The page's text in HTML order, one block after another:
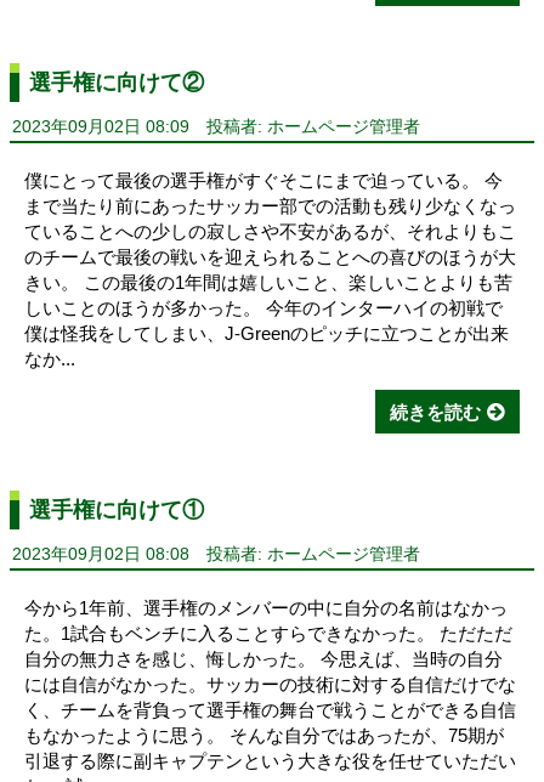
選手権に向けて②
2023年09月02日 08:09 投稿者: ホームページ管理者
僕にとって最後の選手権がすぐそこにまで迫っている。 今
まで当たり前にあったサッカー部での活動も残り少なくなっ
ていることへの少しの寂しさや不安があるが、それよりもこ
のチームで最後の戦いを迎えられることへの喜びのほうが大
きい。 この最後の1年間は嬉しいこと、楽しいことよりも苦
しいことのほうが多かった。 今年のインターハイの初戦で
僕は怪我をしてしまい、J-Greenのピッチに立つことが出来
なか...
続きを読む
選手権に向けて①
2023年09月02日 08:08 投稿者: ホームページ管理者
今から1年前、選手権のメンバーの中に自分の名前はなかっ
た。1試合もベンチに入ることすらできなかった。 ただただ
自分の無力さを感じ、悔しかった。 今思えば、当時の自分
には自信がなかった。サッカーの技術に対する自信だけでな
く、チームを背負って選手権の舞台で戦うことができる自信
もなかったように思う。 そんな自分ではあったが、75期が
引退する際に副キャプテンという大きな役を任せていただい